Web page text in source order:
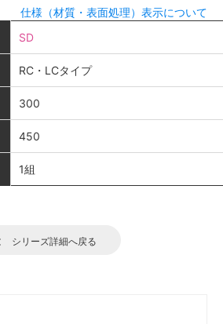
仕様（材質・表面処理）表示について
SD
RC・LCタイプ
300
450
1組
シリーズ詳細へ戻る